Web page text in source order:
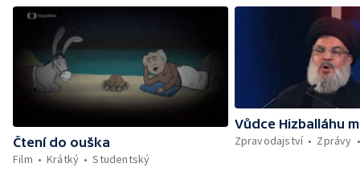
Čtení do ouška
Film
Krátký Studentský
Vůdce Hizballáhu
Zpravodajství
Zprávy